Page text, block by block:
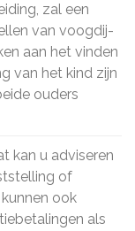
zal een
van voogdij-
aan het vinden
van het kind zijn
ouders
kan u adviseren
of
ook
als